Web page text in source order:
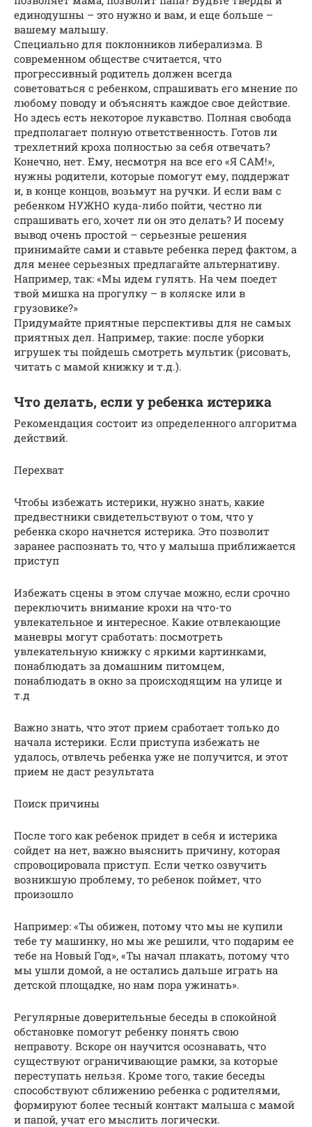
единодушны – это нужно и вам, и еще больше –
вашему малышу.
Специально для поклонников либерализма. В
современном обществе считается, что
прогрессивный родитель должен всегда
советоваться с ребенком, спрашивать его мнение по
любому поводу и объяснять каждое свое действие.
Но здесь есть некоторое лукавство. Полная свобода
предполагает полную ответственность. Готов ли
трехлетний кроха полностью за себя отвечать?
Конечно, нет. Ему, несмотря на все его «Я САМ!»,
нужны родители, которые помогут ему, поддержат
и, в конце концов, возьмут на ручки. И если вам с
ребенком НУЖНО куда-либо пойти, честно ли
спрашивать его, хочет ли он это делать? И посему
вывод очень простой – серьезные решения
принимайте сами и ставьте ребенка перед фактом, а
для менее серьезных предлагайте альтернативу.
Например, так: «Мы идем гулять. На чем поедет
твой мишка на прогулку – в коляске или в
грузовике?»
Придумайте приятные перспективы для не самых
приятных дел. Например, такие: после уборки
игрушек ты пойдешь смотреть мультик (рисовать,
читать с мамой книжку и т.д.).
Что делать, если у ребенка истерика
Рекомендация состоит из определенного алгоритма
действий.
Перехват
Чтобы избежать истерики, нужно знать, какие
предвестники свидетельствуют о том, что у
ребенка скоро начнется истерика. Это позволит
заранее распознать то, что у малыша приближается
приступ
Избежать сцены в этом случае можно, если срочно
переключить внимание крохи на что-то
увлекательное и интересное. Какие отвлекающие
маневры могут сработать: посмотреть
увлекательную книжку с яркими картинками,
понаблюдать за домашним питомцем,
понаблюдать в окно за происходящим на улице и
т.д
Важно знать, что этот прием сработает только до
начала истерики. Если приступа избежать не
удалось, отвлечь ребенка уже не получится, и этот
прием не даст результата
Поиск причины
После того как ребенок придет в себя и истерика
сойдет на нет, важно выяснить причину, которая
спровоцировала приступ. Если четко озвучить
возникшую проблему, то ребенок поймет, что
произошло
Например: «Ты обижен, потому что мы не купили
тебе ту машинку, но мы же решили, что подарим ее
тебе на Новый Год», «Ты начал плакать, потому что
мы ушли домой, а не остались дальше играть на
детской площадке, но нам пора ужинать».
Регулярные доверительные беседы в спокойной
обстановке помогут ребенку понять свою
неправоту. Вскоре он научится осознавать, что
существуют ограничивающие рамки, за которые
переступать нельзя. Кроме того, такие беседы
способствуют сближению ребенка с родителями,
формируют более тесный контакт малыша с мамой
и папой, учат его мыслить логически.